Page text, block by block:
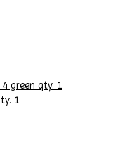
green qty. 1
1